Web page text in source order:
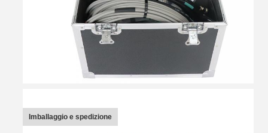
Imballaggio e spedizione